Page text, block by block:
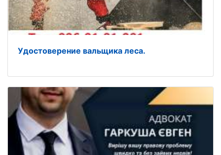
Удостоверение вальщика леса.